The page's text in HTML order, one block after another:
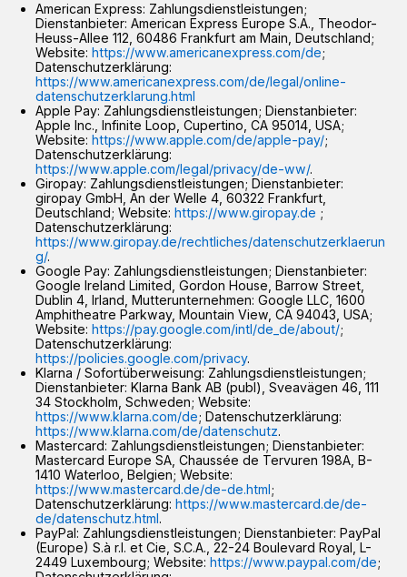
American Express: Zahlungsdienstleistungen;
Dienstanbieter: American Express Europe S.A., Theodor-
Heuss-Allee 112, 60486 Frankfurt am Main, Deutschland;
Website:https://www.americanexpress.com/de;
Datenschutzerklärung:
https://www.americanexpress.com/de/legal/online-
datenschutzerklarung.html
Apple Pay: Zahlungsdienstleistungen; Dienstanbieter:
Apple Inc., Infinite Loop, Cupertino, CA 95014, USA;
Website:https://www.apple.com/de/apple-pay/;
Datenschutzerklärung:
https://www.apple.com/legal/privacy/de-ww/.
Giropay: Zahlungsdienstleistungen; Dienstanbieter:
giropay GmbH, An der Welle 4, 60322 Frankfurt,
Deutschland; Website:https://www.giropay.de ;
Datenschutzerklärung:
https://www.giropay.de/rechtliches/datenschutzerklaerun
g/.
Google Pay: Zahlungsdienstleistungen; Dienstanbieter:
Google Ireland Limited, Gordon House, Barrow Street,
Dublin 4, Irland, Mutterunternehmen: Google LLC, 1600
Amphitheatre Parkway, Mountain View, CA 94043, USA;
Website:https://pay.google.com/intl/de_de/about/;
Datenschutzerklärung:
https://policies.google.com/privacy.
Klarna / Sofortüberweisung: Zahlungsdienstleistungen;
Dienstanbieter: Klarna Bank AB (publ), Sveavägen 46, 111
34 Stockholm, Schweden; Website:
https://www.klarna.com/de; Datenschutzerklärung:
https://www.klarna.com/de/datenschutz.
Mastercard: Zahlungsdienstleistungen; Dienstanbieter:
Mastercard Europe SA, Chaussée de Tervuren 198A, B-
1410 Waterloo, Belgien; Website:
https://www.mastercard.de/de-de.html;
Datenschutzerklärung:https://www.mastercard.de/de-
de/datenschutz.html.
PayPal: Zahlungsdienstleistungen; Dienstanbieter: PayPal
(Europe) S.à r.l. et Cie, S.C.A., 22-24 Boulevard Royal, L-
2449 Luxembourg; Website:https://www.paypal.com/de;